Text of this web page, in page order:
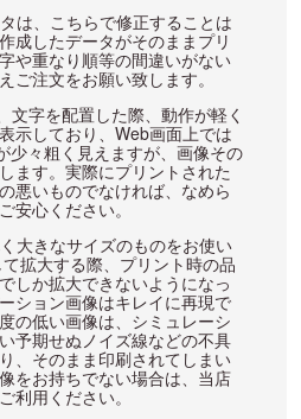
は、こちらで修正することは
成したデータがそのままプリ
や重なり順等の間違いがない
ご注文をお願い致します。
文字を配置した際、動作が軽く
示しており、Web画面上では
少々粗く見えますが、画像その
ます。実際にプリントされた
悪いものでなければ、なめら
安心ください。
大きなサイズのものをお使い
拡大する際、プリント時の品
しか拡大できないようになっ
ション画像はキレイに再現で
の低い画像は、シミュレーシ
予期せぬノイズ線などの不具
、そのまま印刷されてしまい
をお持ちでない場合は、当店
利用ください。